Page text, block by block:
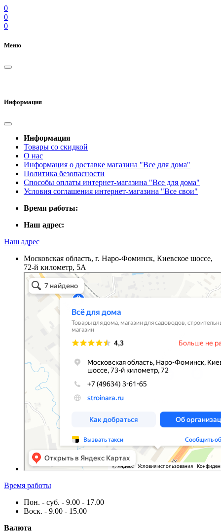
0
0
0
Меню
Информация
Информация
Товары со скидкой
О нас
Информация о доставке магазина "Все для дома"
Политика безопасности
Способы оплаты интернет-магазина "Все для дома"
Условия соглашения интернет-магазина "Все свои"
Время работы:
Наш адрес:
Наш адрес
Московская область, г. Наро-Фоминск, Киевское шоссе,
72-й километр, 5А
Время работы
Пон. - суб. - 9.00 - 17.00
Воск. - 9.00 - 15.00
Валюта